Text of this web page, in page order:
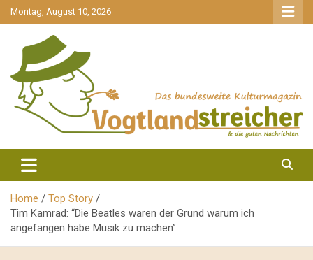
gehe
zum
Montag, August 10, 2026
Vogtlandstreicher
Home
Top Story
Tim Kamrad: “Die Beatles waren der Grund warum ich
angefangen habe Musik zu machen”